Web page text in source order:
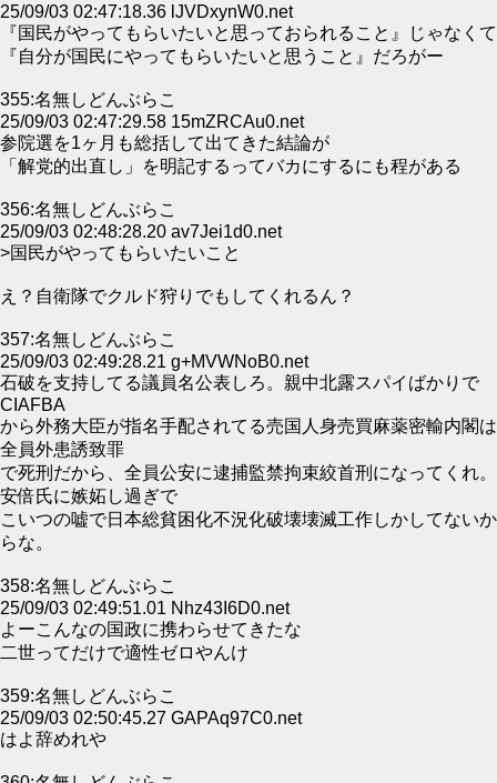
25/09/03 02:47:18.36 lJVDxynW0.net
『国民がやってもらいたいと思っておられること』じゃなくて
『自分が国民にやってもらいたいと思うこと』だろがー
355:名無しどんぶらこ
25/09/03 02:47:29.58 15mZRCAu0.net
参院選を1ヶ月も総括して出てきた結論が
「解党的出直し」を明記するってバカにするにも程がある
356:名無しどんぶらこ
25/09/03 02:48:28.20 av7Jei1d0.net
>国民がやってもらいたいこと
え？自衛隊でクルド狩りでもしてくれるん？
357:名無しどんぶらこ
25/09/03 02:49:28.21 g+MVWNoB0.net
石破を支持してる議員名公表しろ。親中北露スパイばかりで
CIAFBA
から外務大臣が指名手配されてる売国人身売買麻薬密輸内閣は
全員外患誘致罪
で死刑だから、全員公安に逮捕監禁拘束絞首刑になってくれ。
安倍氏に嫉妬し過ぎで
こいつの嘘で日本総貧困化不況化破壊壊滅工作しかしてないか
らな。
358:名無しどんぶらこ
25/09/03 02:49:51.01 Nhz43I6D0.net
よーこんなの国政に携わらせてきたな
二世ってだけで適性ゼロやんけ
359:名無しどんぶらこ
25/09/03 02:50:45.27 GAPAq97C0.net
はよ辞めれや